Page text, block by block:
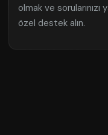
olmak ve
özel destek alın.